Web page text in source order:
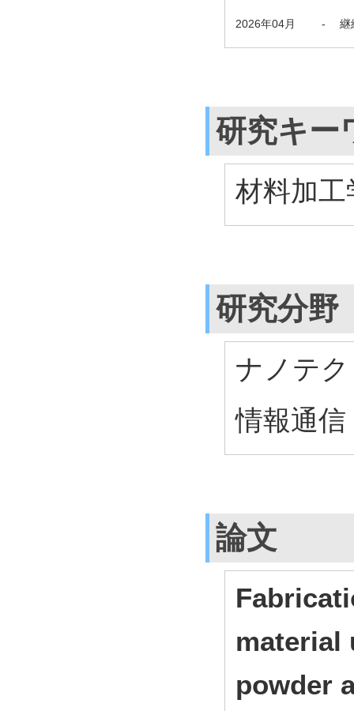
2026年04月 - 継
研究キー
材料加
研究分野
ナノテ
情報通
論文
material
powder